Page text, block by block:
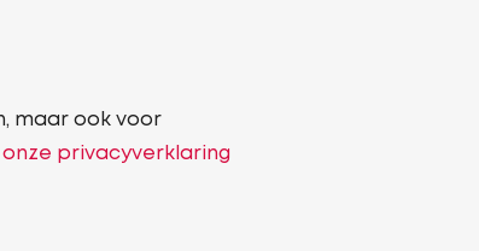
maar ook voor
privacyverklaring